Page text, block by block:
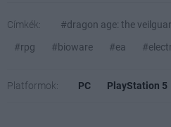
Címkék: #dragon age: the
#rpg
#bioware #ea
Platformok: PC PlayStation 5